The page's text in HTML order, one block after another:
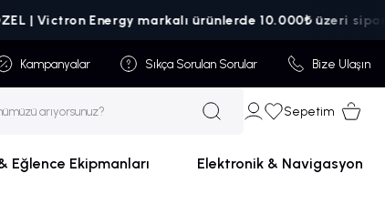
Kampanyalar Sıkça Sorulan Sorular Bize Ulaşın
Sepetim
Eğlence Ekipmanları Elektronik & Navigasyon
Energy markalı ürünlerde 10.000₺ üzeri